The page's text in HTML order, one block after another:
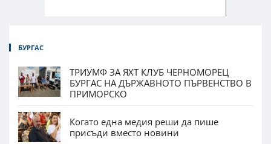
БУРГАС
ТРИУМФ ЗА ЯХТ КЛУБ ЧЕРНОМОРЕЦ
БУРГАС НА ДЪРЖАВНОТО ПЪРВЕНСТВО В
ПРИМОРСКО
Когато една медия реши да пише
присъди вместо новини